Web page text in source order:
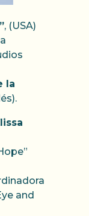
, (USA)
la
and